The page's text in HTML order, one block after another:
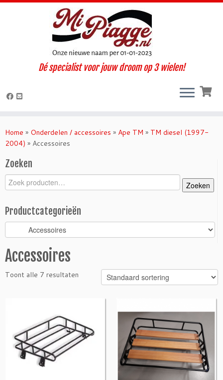
Wij zijn momenteel op vakantie t/m 30 augustus. Hierdoor zijn wij
telefonisch niet bereikbaar, maar e-mails worden wel beperkt
gelezen. Maandag 31 augustus staan wij weer voor u klaar!
inhoud
Dé specialist voor jouw droom op 3 wielen!
Home » Onderdelen / accessoires » Ape TM » TM diesel (1997-
2004) » Accessoires
Zoeken
Zoeken
naar:
Zoeken
Productcategorieën
Accessoires
Toont alle 7 resultaten